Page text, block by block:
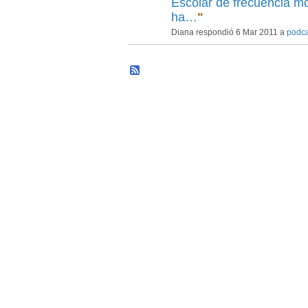
Escolar de frecuencia
ha…"
Diana respondió 6 Mar 2011 a